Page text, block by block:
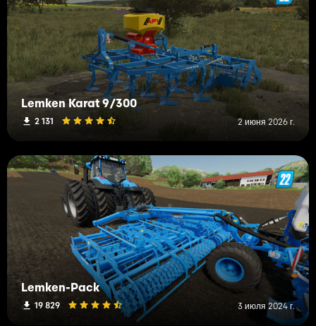
Lemken Karat 9/300
2 131 2 июня 2026 г.
Lemken-Pack
19 829 3 июля 2024 г.